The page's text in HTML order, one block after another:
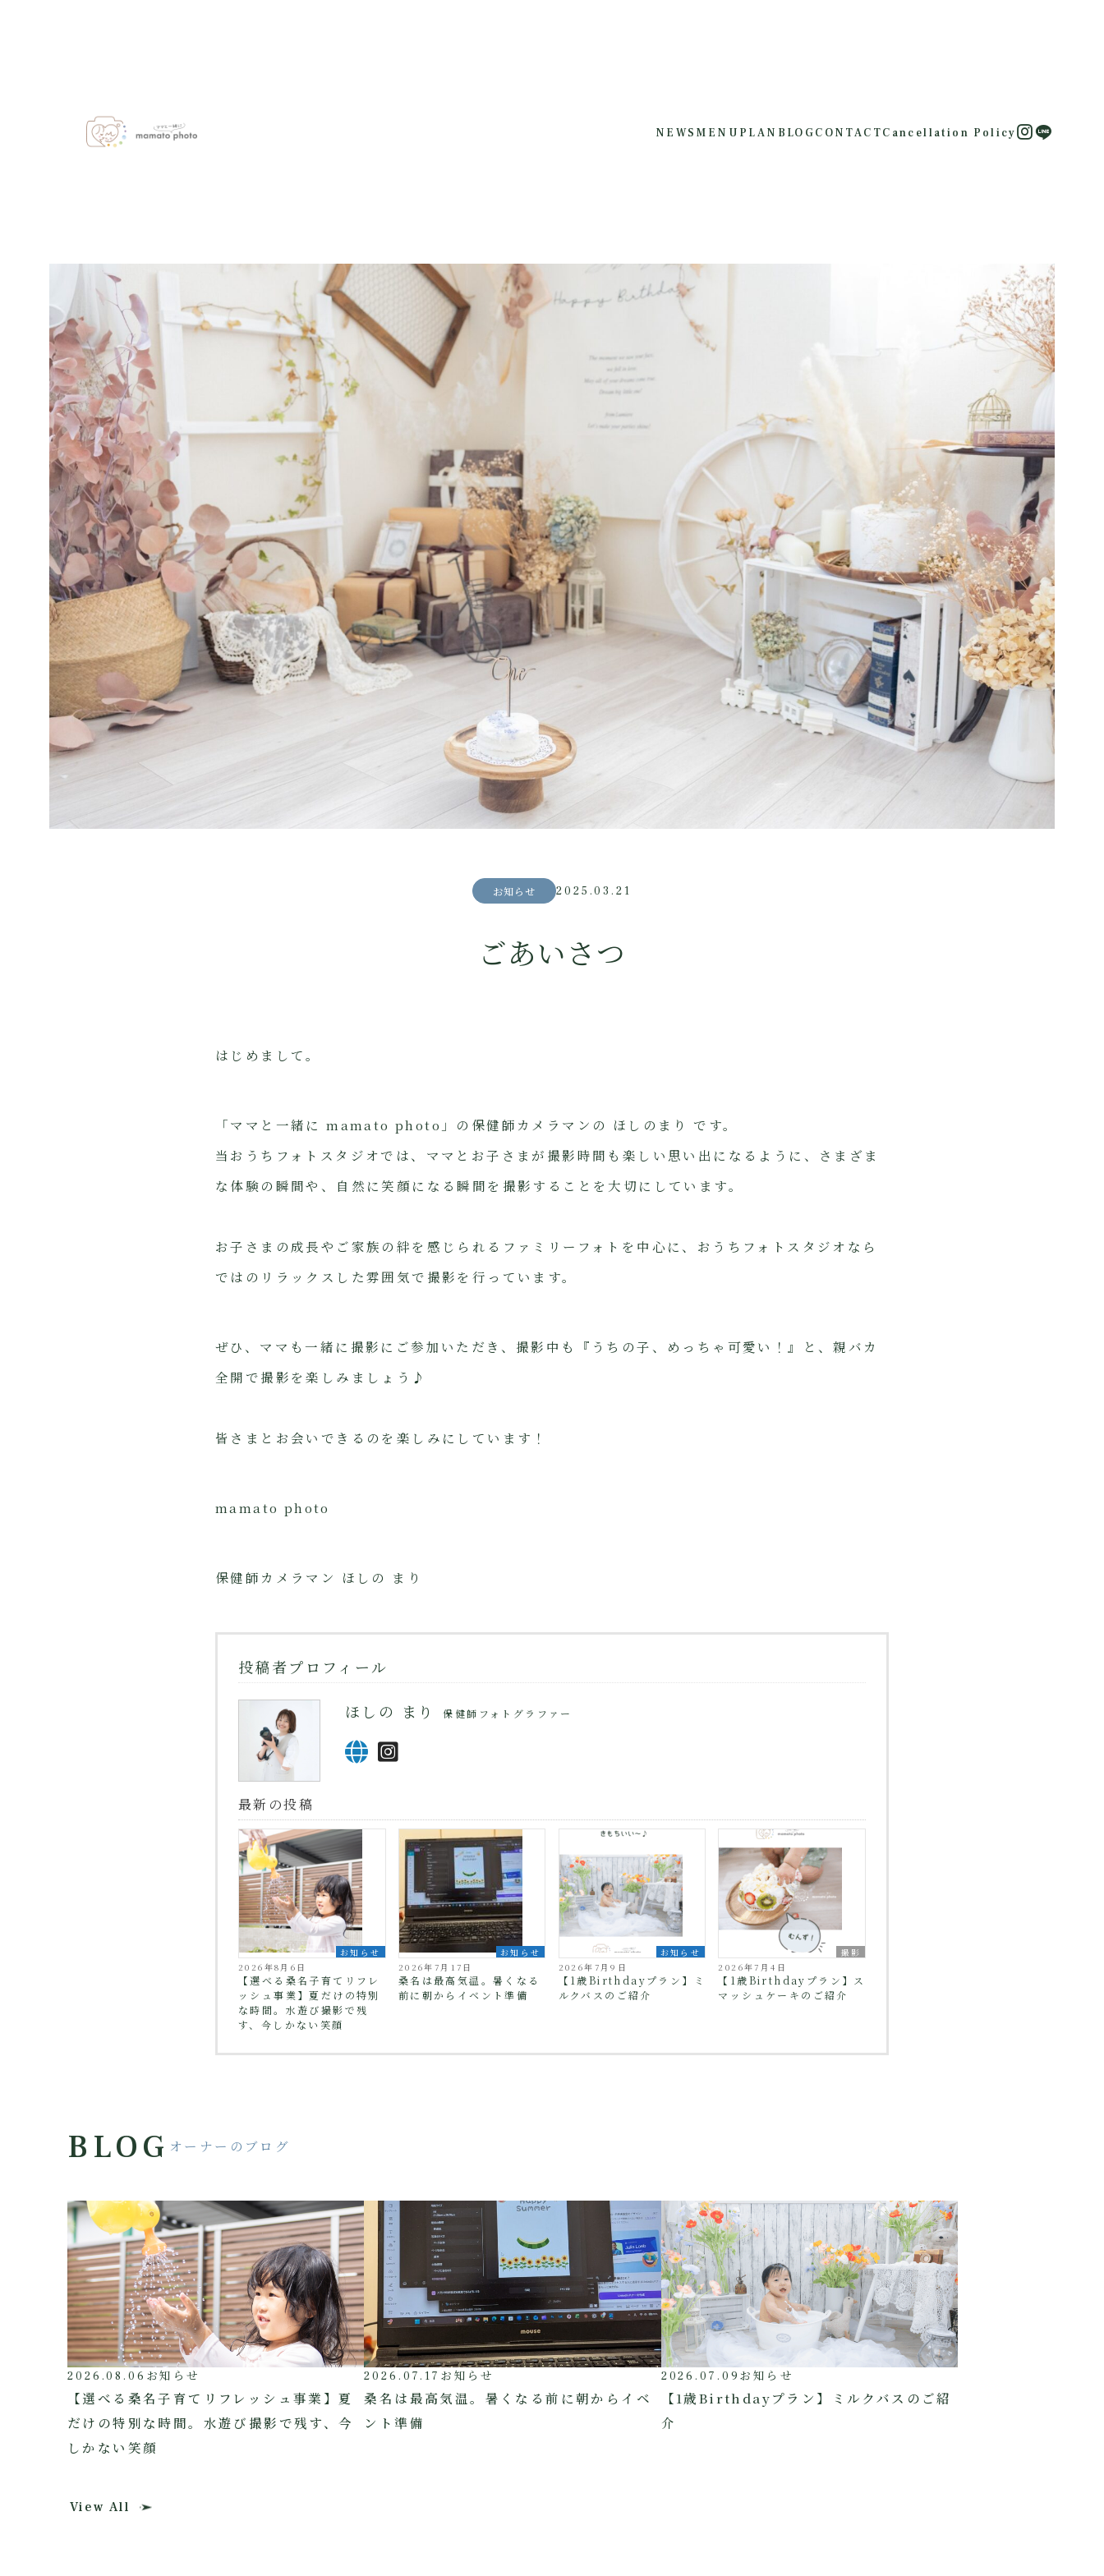
NEWS MENU PLAN BLOGCONTACTCancellation Policy
お知らせ 2025.03.21
ごあいさつ
はじめまして。
「ママと一緒に mamato photo」の保健師カメラマンの ほしのまり です。
当おうちフォトスタジオでは、ママとお子さまが撮影時間も楽しい思い出になるように、さまざま
な体験の瞬間や、自然に笑顔になる瞬間を撮影することを大切にしています。
お子さまの成長やご家族の絆を感じられるファミリーフォトを中心に、おうちフォトスタジオなら
ではのリラックスした雰囲気で撮影を行っています。
ぜひ、ママも一緒に撮影にご参加いただき、撮影中も『うちの子、めっちゃ可愛い！』と、親バカ
全開で撮影を楽しみましょう♪
皆さまとお会いできるのを楽しみにしています！
mamato photo
保健師カメラマン ほしの まり
投稿者プロフィール
ほしの まり 保健師フォトグラファー
最新の投稿
お知らせ
2026年8月6日
【選べる桑名子育てリフレ
ッシュ事業】夏だけの特別
な時間。水遊び撮影で残
す、今しかない笑顔
お知らせ
2026年7月17日
桑名は最高気温。暑くなる
前に朝からイベント準備
お知らせ
2026年7月9日
【1歳Birthdayプラン】ミ
ルクバスのご紹介
撮影
2026年7月4日
【1歳Birthdayプラン】ス
マッシュケーキのご紹介
オーナーのブログ
BLOG
2026.08.06 お知らせ
【選べる桑名子育てリフレッシュ事業】夏
だけの特別な時間。水遊び撮影で残す、今
しかない笑顔
2026.07.17 お知らせ
桑名は最高気温。暑くなる前に朝からイベ
ント準備
2026.07.09 お知らせ
【1歳Birthdayプラン】ミルクバスのご紹
介
View All